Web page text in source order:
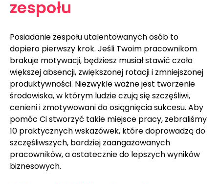
zespołu
Posiadanie zespołu utalentowanych osób to
dopiero pierwszy krok. Jeśli Twoim pracownikom
brakuje motywacji, będziesz musiał stawić czoła
większej absencji, zwiększonej rotacji i zmniejszonej
produktywności. Niezwykle ważne jest tworzenie
środowiska, w którym ludzie czują się szczęśliwi,
cenieni i zmotywowani do osiągnięcia sukcesu. Aby
pomóc Ci stworzyć takie miejsce pracy, zebraliśmy
10 praktycznych wskazówek, które doprowadzą do
szczęśliwszych, bardziej zaangażowanych
pracowników, a ostatecznie do lepszych wyników
biznesowych.